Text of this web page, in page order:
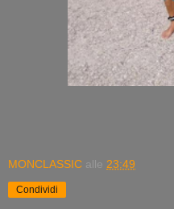
MONCLASSIC alle 23:49
Condividi